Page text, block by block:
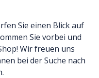
Sie einen Blick auf
Sie vorbei und
Wir freuen uns
bei der Suche nach